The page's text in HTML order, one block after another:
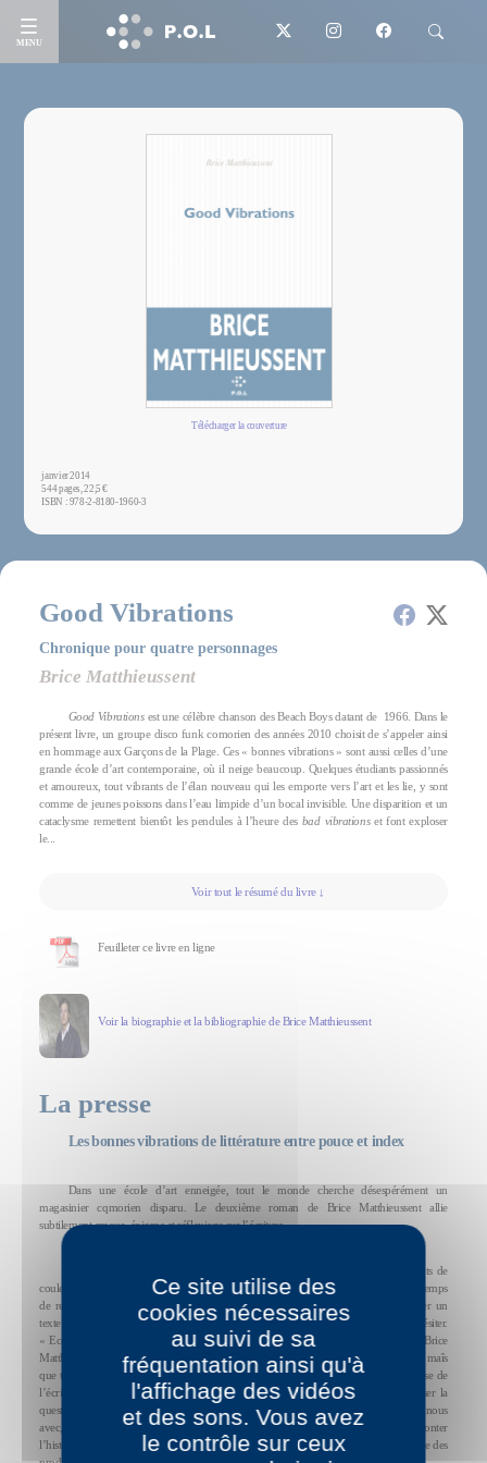
MENU
Télécharger la couverture
janvier 2014
544 pages, 22,5 €
ISBN : 978-2-8180-1960-3
Good Vibrations
Chronique pour quatre personnages
Brice Matthieussent
Good Vibrationsest une célèbre chanson des Beach Boys datant de 1966. Dans le
présent livre, un groupe disco funk comorien des années 2010 choisit de s’appeler ainsi
en hommage aux Garçons de la Plage. Ces « bonnes vibrations » sont aussi celles d’une
grande école d’art contemporaine, où il neige beaucoup. Quelques étudiants passionnés
et amoureux, tout vibrants de l’élan nouveau qui les emporte vers l’art et les lie, y sont
comme de jeunes poissons dans l’eau limpide d’un bocal invisible. Une disparition et un
cataclysme remettent bientôt les pendules à l’heure des bad vibrationset font exploser
le...
Voir tout le résumé du livre ↓
Feuilleter ce livre en ligne
Voir la biographie et la bibliographie de Brice Matthieussent
La presse
Les bonnes vibrations de littérature entre pouce et index
Dans une école d’art enneigée, tout le monde cherche désespérément un
magasinier cqmorien disparu. Le deuxième roman de Brice Matthieussent allie
subtilement amour, énigme et réflexions sur l’écriture.
Sous la neige qui ensevelit cette école d’art du sud de la France, deux points de
couleur, les yeux vairons de Dana. La belle étudiante, un livre à la main, prend le temps
de regarder une banderole dont les lettres mouillées dégoulinent, laissant subsister un
texte incompréhensible. Comme tout Ic monde, ici, Dana le lit pourtant sans hésiter.
« Ecole en grève pour la réintégration dc Khalcd » Ainsi commence le ionian de Brice
Matthieussent sur une neige dc page blanche, un texte qui s’efface avant d’être lu, maîs
que tout le monde reconstitue par la connaissance du réel social. Une mise en cause de
l’écrit, rendu inutile par la connaissance pratique ? II n’est pas inutile de se poser la
question, tant l’auteur s’amuse à ouvrir des pistes, maîs, pour l’instant, il savoure, et nous
avec, le plaisir de la compagnie de son aimable créature, et celui de se fane raconter
l’histoire de ses amours, de ses amis, et de cette institution dont le but est de produite des
Ce site utilise des
cookies nécessaires
au suivi de sa
fréquentation ainsi qu'à
l'affichage des vidéos
et des sons. Vous avez
le contrôle sur ceux